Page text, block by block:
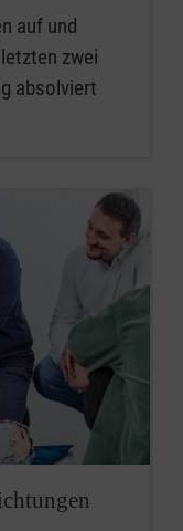
auf und
zwei
absolviert